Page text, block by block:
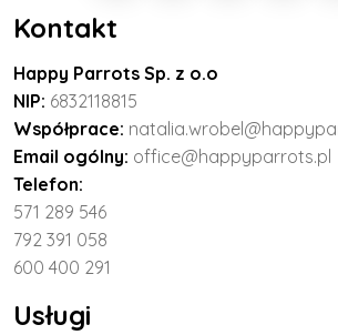
Kontakt
Happy Parrots Sp. z o.o
NIP: 6832118815
Współprace:
Email ogólny: office@happyparrots.pl
Telefon:
571 289 546
792 391 058
600 400 291
Usługi